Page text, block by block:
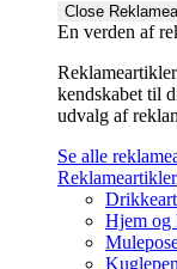
Close
En verden af
kendskabet til
udvalg af
Se alle
Reklameartikler
Hjem og